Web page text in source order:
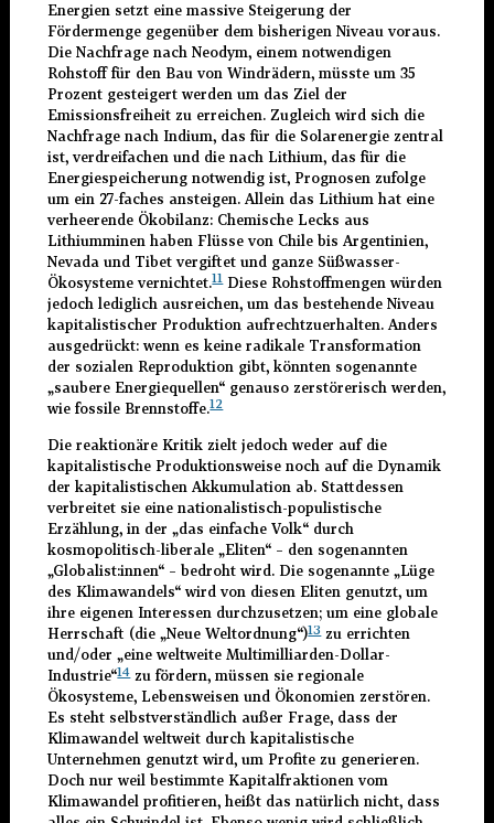
Energien setzt eine massive Steigerung der
Fördermenge gegenüber dem bisherigen Niveau voraus.
Die Nachfrage nach Neodym, einem notwendigen
Rohstoff für den Bau von Windrädern, müsste um 35
Prozent gesteigert werden um das Ziel der
Emissionsfreiheit zu erreichen. Zugleich wird sich die
Nachfrage nach Indium, das für die Solarenergie zentral
ist, verdreifachen und die nach Lithium, das für die
Energiespeicherung notwendig ist, Prognosen zufolge
um ein 27-faches ansteigen. Allein das Lithium hat eine
verheerende Ökobilanz: Chemische Lecks aus
Lithiumminen haben Flüsse von Chile bis Argentinien,
Nevada und Tibet vergiftet und ganze Süßwasser-
Ökosysteme vernichtet.11Diese Rohstoffmengen würden
jedoch lediglich ausreichen, um das bestehende Niveau
kapitalistischer Produktion aufrechtzuerhalten. Anders
ausgedrückt: wenn es keine radikale Transformation
der sozialen Reproduktion gibt, könnten sogenannte
„saubere Energiequellen“ genauso zerstörerisch werden,
wie fossile Brennstoffe.12
Die reaktionäre Kritik zielt jedoch weder auf die
kapitalistische Produktionsweise noch auf die Dynamik
der kapitalistischen Akkumulation ab. Stattdessen
verbreitet sie eine nationalistisch-populistische
Erzählung, in der „das einfache Volk“ durch
kosmopolitisch-liberale „Eliten“ – den sogenannten
„Globalist:innen“ – bedroht wird. Die sogenannte „Lüge
des Klimawandels“ wird von diesen Eliten genutzt, um
ihre eigenen Interessen durchzusetzen; um eine globale
Herrschaft (die „Neue Weltordnung“)13zu errichten
und/oder „eine weltweite Multimilliarden-Dollar-
Industrie“14zu fördern, müssen sie regionale
Ökosysteme, Lebensweisen und Ökonomien zerstören.
Es steht selbstverständlich außer Frage, dass der
Klimawandel weltweit durch kapitalistische
Unternehmen genutzt wird, um Profite zu generieren.
Doch nur weil bestimmte Kapitalfraktionen vom
Klimawandel profitieren, heißt das natürlich nicht, dass